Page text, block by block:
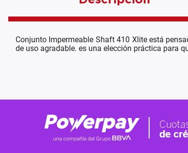
Conjunto Impermeable Shaft 410 Xlite está
de uso agradable. es una elección práctica para